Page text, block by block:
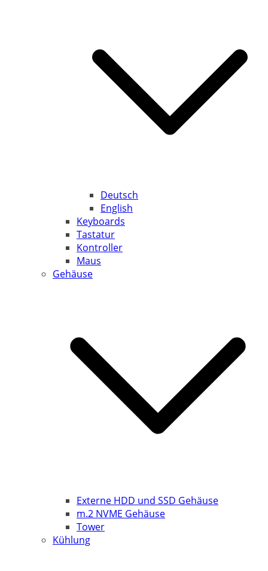
Deutsch
English
Keyboards
Tastatur
Kontroller
Maus
Gehäuse
Externe HDD und SSD Gehäuse
m.2 NVME Gehäuse
Tower
Kühlung